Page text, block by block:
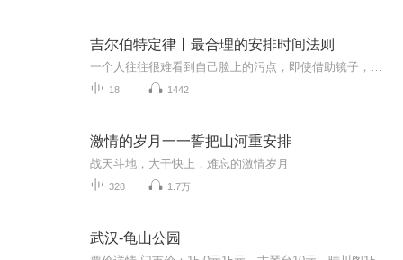
吉尔伯特定律丨最合理的安排时间法则
18 1442
激情的岁月一一誓把山河重安排
战天斗地，大干快上，难忘的激情岁月
328 1.7万
武汉-龟山公园